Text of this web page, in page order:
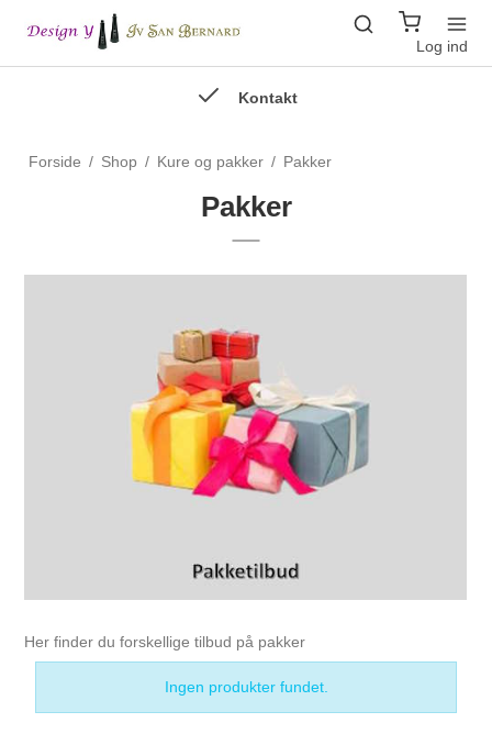
Log ind
Kontakt
Forside / Shop / Kure og pakker / Pakker
Pakker
Her finder du forskellige tilbud på pakker
Ingen produkter fundet.